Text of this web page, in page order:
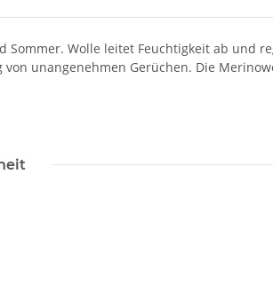
Wolle leitet Feuchtigkeit ab und
unangenehmen Gerüchen. Die